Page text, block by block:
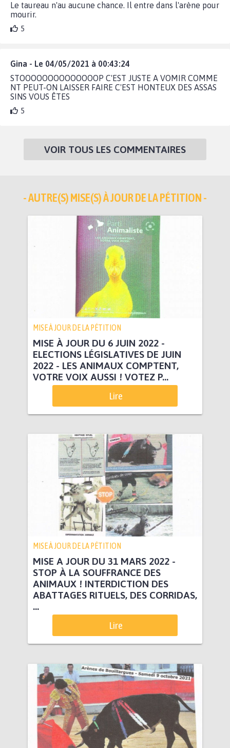
Le taureau n'au aucune chance. Il entre dans l'arène pour
mourir.
5
Gina - Le 04/05/2021 à 00:43:24
STOOOOOOOOOOOOOOP C'EST JUSTE A VOMIR COMME
NT PEUT-ON LAISSER FAIRE C'EST HONTEUX DES ASSAS
SINS VOUS ÊTES
5
VOIR TOUS LES COMMENTAIRES
- AUTRE(S) MISE(S) À JOUR DE LA PÉTITION -
MISE À JOUR DE LA PÉTITION
MISE À JOUR DU 6 JUIN 2022 -
ELECTIONS LÉGISLATIVES DE JUIN
2022 - LES ANIMAUX COMPTENT,
VOTRE VOIX AUSSI ! VOTEZ P...
Lire
MISE À JOUR DE LA PÉTITION
MISE A JOUR DU 31 MARS 2022 -
STOP À LA SOUFFRANCE DES
ANIMAUX ! INTERDICTION DES
ABATTAGES RITUELS, DES CORRIDAS,
...
Lire